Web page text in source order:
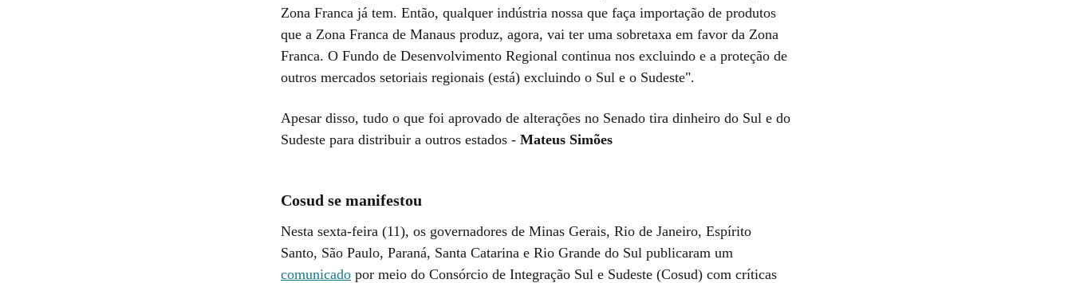
Zona Franca já tem. Então, qualquer indústria nossa que faça importação de produtos
que a Zona Franca de Manaus produz, agora, vai ter uma sobretaxa em favor da Zona
Franca. O Fundo de Desenvolvimento Regional continua nos excluindo e a proteção de
outros mercados setoriais regionais (está) excluindo o Sul e o Sudeste".
Apesar disso, tudo o que foi aprovado de alterações no Senado tira dinheiro do Sul e do
Sudeste para distribuir a outros estados - Mateus Simões
Cosud se manifestou
Nesta sexta-feira (11), os governadores de Minas Gerais, Rio de Janeiro, Espírito
Santo, São Paulo, Paraná, Santa Catarina e Rio Grande do Sul publicaram um
comunicado por meio do Consórcio de Integração Sul e Sudeste (Cosud) com críticas